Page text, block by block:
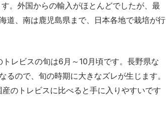
。外国からの輸入がほとんどでしたが、最
道、南は鹿児島県まで、日本各地で栽培が行
レビスの旬は6月～10月頃です。長野県な
ので、旬の時期に大きなズレが生じます。
のトレビスに比べると手に入りやすいです